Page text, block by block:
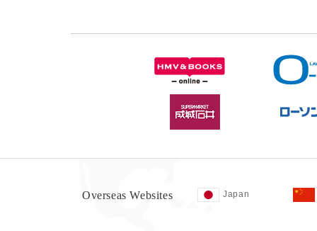
Overseas Websites Japan